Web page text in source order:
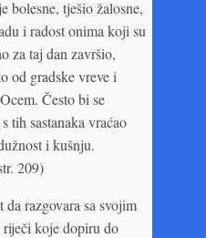
bolesne, tješio žalosne,
i radost onima koji su
za taj dan završio,
od gradske vreve i
Često bi se
tih sastanaka vraćao
i kušnju.
209)
razgovara sa svojim
koje dopiru do